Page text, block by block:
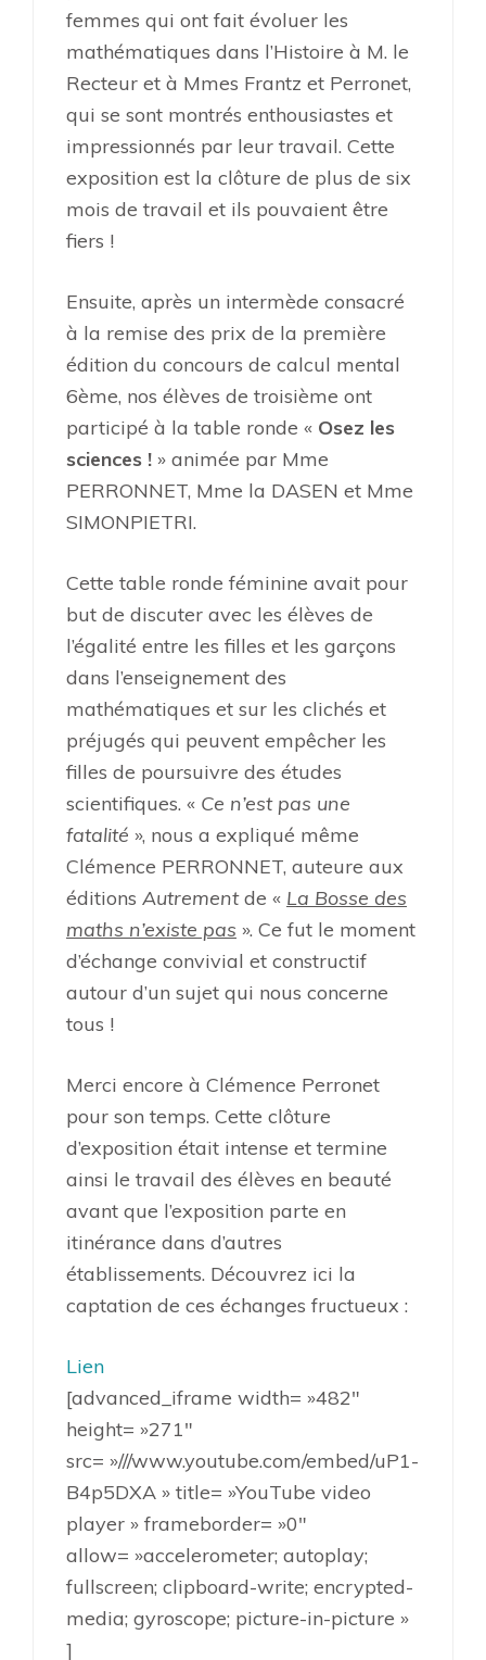
femmes qui ont fait évoluer les
mathématiques dans l’Histoire à M. le
Recteur et à Mmes Frantz et Perronet,
qui se sont montrés enthousiastes et
impressionnés par leur travail. Cette
exposition est la clôture de plus de six
mois de travail et ils pouvaient être
fiers !
Ensuite, après un intermède consacré
à la remise des prix de la première
édition du concours de calcul mental
6ème, nos élèves de troisième ont
participé à la table ronde « Osez les
sciences ! » animée par Mme
PERRONNET, Mme la DASEN et Mme
SIMONPIETRI.
Cette table ronde féminine avait pour
but de discuter avec les élèves de
l’égalité entre les filles et les garçons
dans l’enseignement des
mathématiques et sur les clichés et
préjugés qui peuvent empêcher les
filles de poursuivre des études
scientifiques. « Ce n’est pas une
fatalité », nous a expliqué même
Clémence PERRONNET, auteure aux
éditions Autrementde « La Bosse des
maths n’existe pas ». Ce fut le moment
d’échange convivial et constructif
autour d’un sujet qui nous concerne
tous !
Merci encore à Clémence Perronet
pour son temps. Cette clôture
d’exposition était intense et termine
ainsi le travail des élèves en beauté
avant que l’exposition parte en
itinérance dans d’autres
établissements. Découvrez ici la
captation de ces échanges fructueux :
Lien
[advanced_iframe width= »482″
height= »271″
src= »///www.youtube.com/embed/uP1-
B4p5DXA » title= »YouTube video
player » frameborder= »0″
allow= »accelerometer; autoplay;
fullscreen; clipboard-write; encrypted-
media; gyroscope; picture-in-picture »
]